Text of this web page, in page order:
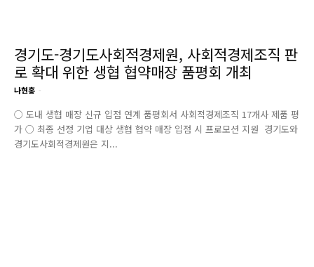
경기도-경기도사회적경제원, 사회적경제조직 판
로 확대 위한 생협 협약매장 품평회 개최
나현홍 -
○ 도내 생협 매장 신규 입점 연계 품평회서 사회적경제조직 17개사 제품 평
가 ○ 최종 선정 기업 대상 생협 협약 매장 입점 시 프로모션 지원 경기도와
경기도사회적경제원은 지...